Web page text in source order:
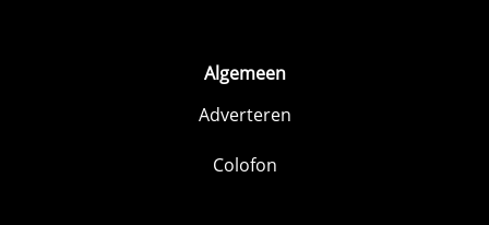
Algemeen
Adverteren
Colofon